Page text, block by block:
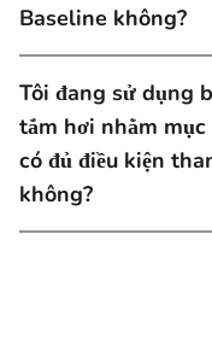
Baseline không?
Tôi đang sử dụng
tắm hơi nhằm
có đủ điều kiện
không?